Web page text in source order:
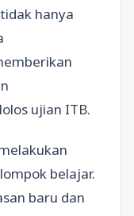
hanya
ujian ITB.
belajar.
baru dan